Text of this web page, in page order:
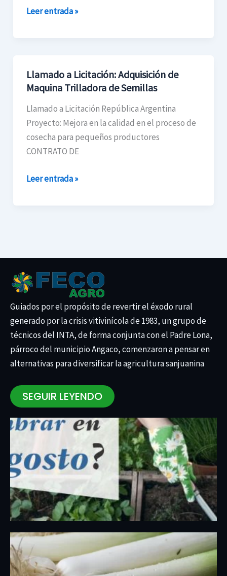
Leer entrada »
Llamado a Licitación: Adquisición de
Maquina Trilladora de Semillas
Llamado a Licitación República Argentina
Proyecto: Mejora en la calidad en el proceso de
cosecha para pequeños productores
CONTRATO DE
Llamado
a
Licitación:
Adquisición
Maquina
de
Leer entrada »
Guiados por el propósito de revertir el éxodo rural
generado por la crisis vitivinícola de 1983, un grupo de
técnicos del INTA, de forma conjunta con el Padre Lona,
párroco del municipio Angaco, comenzaron a pensar en
alternativas para diversificar la agricultura sanjuanina
SEGUIR LEYENDO